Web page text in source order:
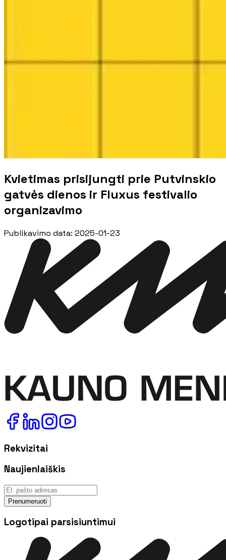
Kvietimas prisijungti prie Putvinskio
gatvės dienos ir Fluxus festivalio
organizavimo
Publikavimo data: 2025-01-23
Rekvizitai
Naujienlaiškis
Prenumeruoti
Logotipai parsisiuntimui